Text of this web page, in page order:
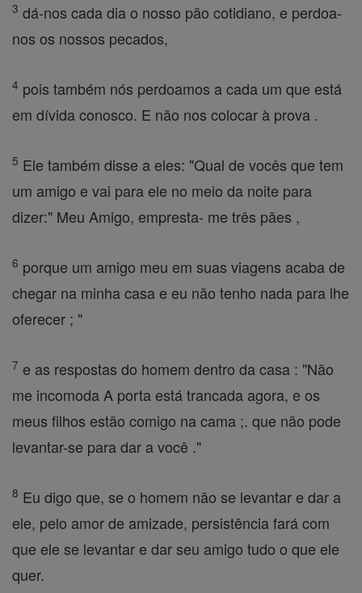
3 dá-nos cada dia o nosso pão cotidiano, e perdoa-
nos os nossos pecados,
4 pois também nós perdoamos a cada um que está
em dívida conosco. E não nos colocar à prova .
5 Ele também disse a eles: "Qual de vocês que tem
um amigo e vai para ele no meio da noite para
dizer:" Meu Amigo, empresta- me três pães ,
6 porque um amigo meu em suas viagens acaba de
chegar na minha casa e eu não tenho nada para lhe
oferecer ; "
7 e as respostas do homem dentro da casa : "Não
me incomoda A porta está trancada agora, e os
meus filhos estão comigo na cama ;. que não pode
levantar-se para dar a você ."
8 Eu digo que, se o homem não se levantar e dar a
ele, pelo amor de amizade, persistência fará com
que ele se levantar e dar seu amigo tudo o que ele
quer.